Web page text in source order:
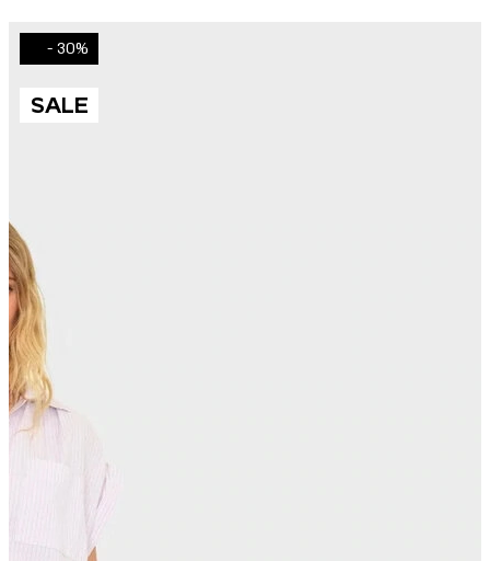
30% -
SALE